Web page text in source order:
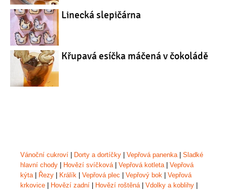
Linecká slepičárna
Křupavá esíčka máčená v čokoládě
Vánoční cukroví Dorty a dortíčky Vepřová panenka| Sladké
hlavní chody
Hovězí svíčková| Vepřová kotleta| Vepřová
kýta| Řezy Králík Vepřová plec Vepřový bok
Vepřová
krkovice
Hovězí zadní Hovězí roštěná| Vdolky a koblihy